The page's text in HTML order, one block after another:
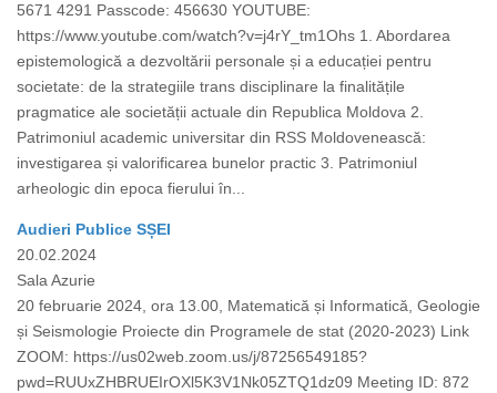
5671 4291 Passcode: 456630 YOUTUBE:
https://www.youtube.com/watch?v=j4rY_tm1Ohs 1. Abordarea
epistemologică a dezvoltării personale și a educației pentru
societate: de la strategiile trans disciplinare la finalitățile
pragmatice ale societății actuale din Republica Moldova 2.
Patrimoniul academic universitar din RSS Moldovenească:
investigarea și valorificarea bunelor practic 3. Patrimoniul
arheologic din epoca fierului în...
Audieri Publice SȘEI
20.02.2024
Sala Azurie
20 februarie 2024, ora 13.00, Matematică și Informatică, Geologie
și Seismologie Proiecte din Programele de stat (2020-2023) Link
ZOOM: https://us02web.zoom.us/j/87256549185?
pwd=RUUxZHBRUEIrOXl5K3V1Nk05ZTQ1dz09 Meeting ID: 872